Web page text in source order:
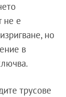
не е
но
в
трусове